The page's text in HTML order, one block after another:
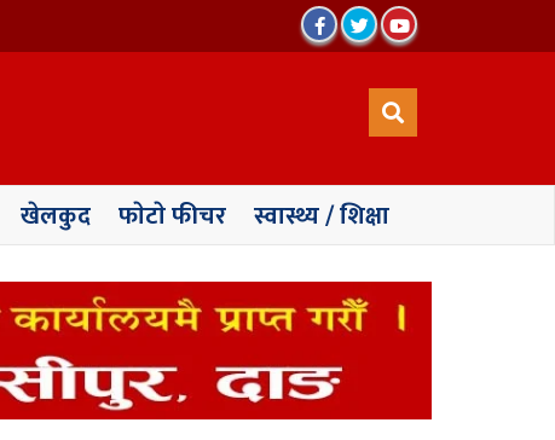
खेलकुद फाेटाे फीचर स्वास्थ्य / शिक्षा